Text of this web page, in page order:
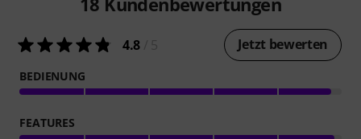
4.8 Jetzt bewerten
BEDIENUNG
FEATURES